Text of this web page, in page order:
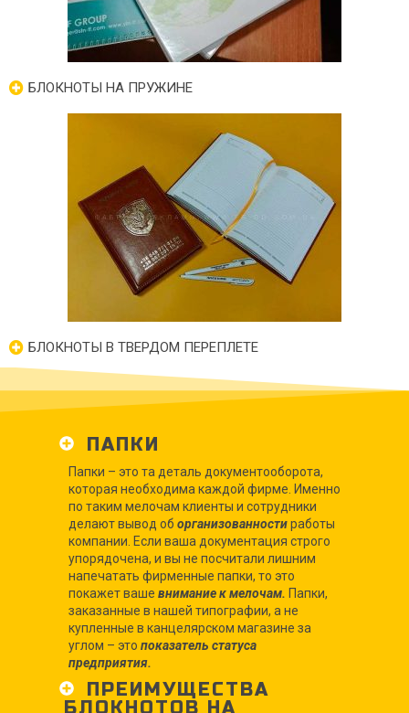
БЛОКНОТЫ НА ПРУЖИНЕ
БЛОКНОТЫ В ТВЕРДОМ ПЕРЕПЛЕТЕ
ПАПКИ
Папки – это та деталь документооборота,
которая необходима каждой фирме. Именно
по таким мелочам клиенты и сотрудники
делают вывод об организованностиработы
компании. Если ваша документация строго
упорядочена, и вы не посчитали лишним
напечатать фирменные папки, то это
покажет ваше внимание к мелочам. Папки,
заказанные в нашей типографии, а не
купленные в канцелярском магазине за
углом – это показатель статуса
предприятия.
ПРЕИМУЩЕСТВА
БЛОКНОТОВ НА